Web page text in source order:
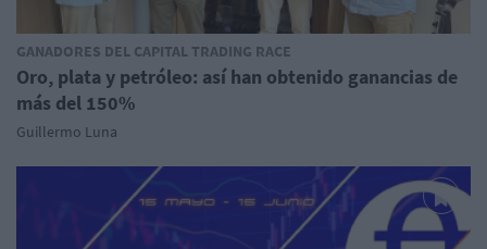
GANADORES DEL CAPITAL TRADING RACE
Oro, plata y petróleo: así han obtenido ganancias de
más del 150%
Guillermo Luna